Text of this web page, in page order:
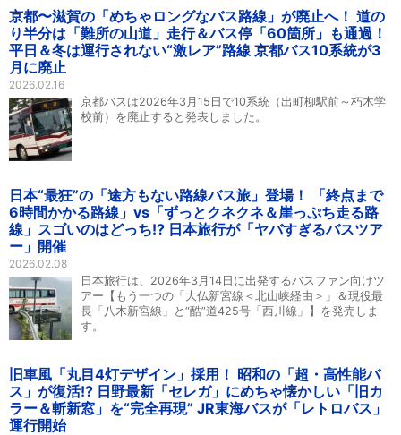
京都〜滋賀の「めちゃロングなバス路線」が廃止へ！ 道の
り半分は「難所の山道」走行＆バス停「60箇所」も通過！
平日＆冬は運行されない“激レア”路線 京都バス10系統が3
月に廃止
2026.02.16
京都バスは2026年3月15日で10系統（出町柳駅前～朽木学
校前）を廃止すると発表しました。
日本“最狂”の「途方もない路線バス旅」登場！ 「終点まで
6時間かかる路線」vs「ずっとクネクネ＆崖っぷち走る路
線」スゴいのはどっち!? 日本旅行が「ヤバすぎるバスツア
ー」開催
2026.02.08
日本旅行は、2026年3月14日に出発するバスファン向けツ
アー【もう一つの「大仏新宮線＜北山峡経由＞」＆現役最
長「八木新宮線」と“酷”道425号「西川線」】を発売しま
す。
旧車風「丸目4灯デザイン」採用！ 昭和の「超・高性能バ
ス」が復活!? 日野最新「セレガ」にめちゃ懐かしい「旧カ
ラー＆斬新窓」を“完全再現” JR東海バスが「レトロバス」
運行開始